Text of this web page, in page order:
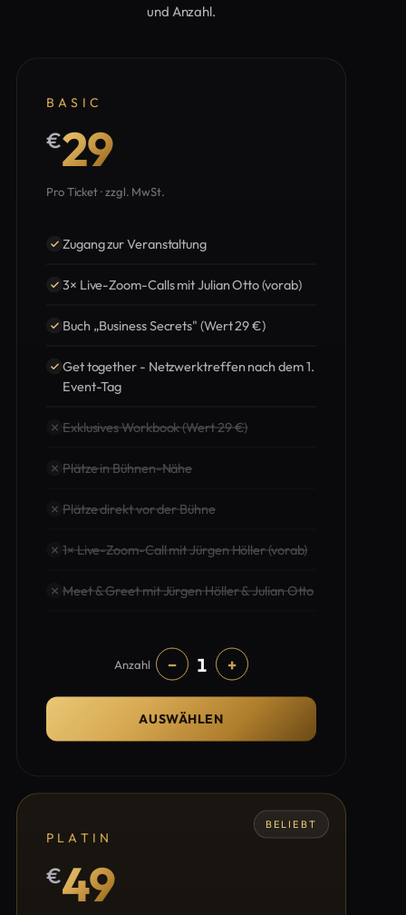
und Anzahl.
BASIC
€29
Pro Ticket · zzgl. MwSt.
Zugang zur Veranstaltung
3× Live-Zoom-Calls mit Julian Otto (vorab)
Buch „Business Secrets" (Wert 29 €)
Get together - Netzwerktreffen nach dem 1.
Event-Tag
Exklusives Workbook (Wert 29 €)
Plätze in Bühnen-Nähe
Plätze direkt vor der Bühne
1× Live-Zoom-Call mit Jürgen Höller (vorab)
Meet & Greet mit Jürgen Höller & Julian Otto
Anzahl − 1 +
AUSWÄHLEN
BELIEBT
PLATIN
€49